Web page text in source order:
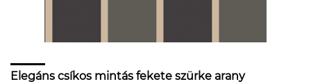
Elegáns csíkos mintás fekete szürke arany